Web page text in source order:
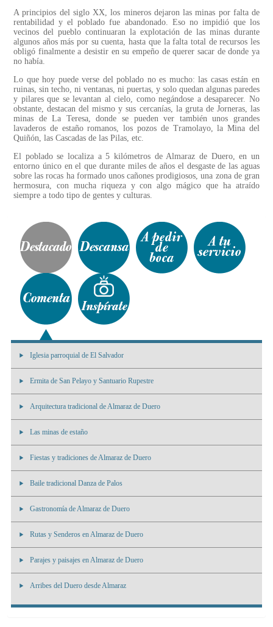
A principios del siglo XX, los mineros dejaron las minas por falta de
rentabilidad y el poblado fue abandonado. Eso no impidió que los
vecinos del pueblo continuaran la explotación de las minas durante
algunos años más por su cuenta, hasta que la falta total de recursos les
obligó finalmente a desistir en su empeño de querer sacar de donde ya
no había.
Lo que hoy puede verse del poblado no es mucho: las casas están en
ruinas, sin techo, ni ventanas, ni puertas, y solo quedan algunas paredes
y pilares que se levantan al cielo, como negándose a desaparecer. No
obstante, destacan del mismo y sus cercanías, la gruta de Jorneras, las
minas de La Teresa, donde se pueden ver también unos grandes
lavaderos de estaño romanos, los pozos de Tramolayo, la Mina del
Quiñón, las Cascadas de las Pilas, etc.
El poblado se localiza a 5 kilómetros de Almaraz de Duero, en un
entorno único en el que durante miles de años el desgaste de las aguas
sobre las rocas ha formado unos cañones prodigiosos, una zona de gran
hermosura, con mucha riqueza y con algo mágico que ha atraído
siempre a todo tipo de gentes y culturas.
Iglesia parroquial de El Salvador
Ermita de San Pelayo y Santuario Rupestre
Arquitectura tradicional de Almaraz de Duero
Las minas de estaño
Fiestas y tradiciones de Almaraz de Duero
Baile tradicional Danza de Palos
Gastronomía de Almaraz de Duero
Rutas y Senderos en Almaraz de Duero
Parajes y paisajes en Almaraz de Duero
Arribes del Duero desde Almaraz